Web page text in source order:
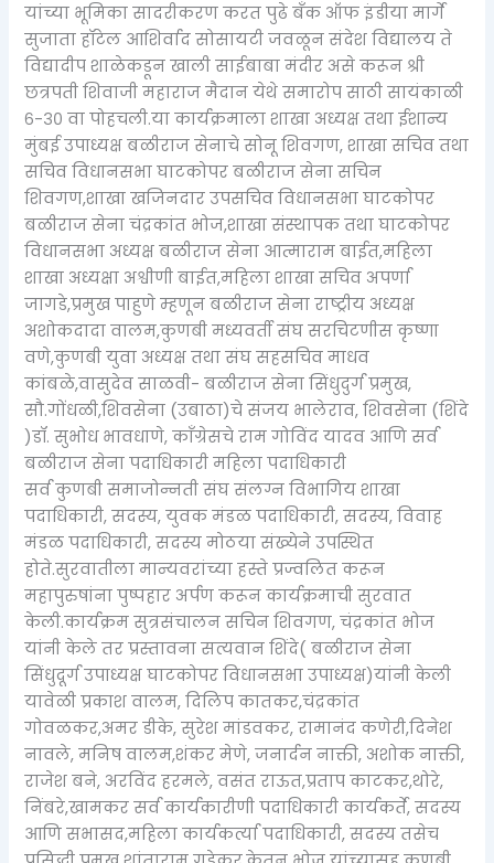
यांच्या भूमिका सादरीकरण करत पुढे बँक ऑफ इंडीया मार्गे
सुजाता हॉटेल आशिर्वाद सोसायटी जवळून संदेश विद्यालय ते
विद्यादीप शाळेकडून खाली साईबाबा मंदीर असे करून श्री
छत्रपती शिवाजी महाराज मैदान येथे समारोप साठी सायंकाळी
६-३० वा पोहचली.या कार्यक्रमाला शाखा अध्यक्ष तथा ईशान्य
मुंबई उपाध्यक्ष बळीराज सेनाचे सोनू शिवगण, शाखा सचिव तथा
सचिव विधानसभा घाटकोपर बळीराज सेना सचिन
शिवगण,शाखा खजिनदार उपसचिव विधानसभा घाटकोपर
बळीराज सेना चंद्रकांत भोज,शाखा संस्थापक तथा घाटकोपर
विधानसभा अध्यक्ष बळीराज सेना आत्माराम बाईत,महिला
शाखा अध्यक्षा अश्वीणी बाईत,महिला शाखा सचिव अपर्णा
जागडे,प्रमुख पाहुणे म्हणून बळीराज सेना राष्ट्रीय अध्यक्ष
अशोकदादा वालम,कुणबी मध्यवर्ती संघ सरचिटणीस कृष्णा
वणे,कुणबी युवा अध्यक्ष तथा संघ सहसचिव माधव
कांबळे,वासुदेव साळवी- बळीराज सेना सिंधुदुर्ग प्रमुख,
सौ.गोंधळी,शिवसेना (उबाठा)चे संजय भालेराव, शिवसेना (शिंदे
)डॉ. सुभोध भावधाणे, काँग्रेसचे राम गोविंद यादव आणि सर्व
बळीराज सेना पदाधिकारी महिला पदाधिकारी
सर्व कुणबी समाजोन्नती संघ संलग्न विभागिय शाखा
पदाधिकारी, सदस्य, युवक मंडळ पदाधिकारी, सदस्य, विवाह
मंडळ पदाधिकारी, सदस्य मोठया संख्येने उपस्थित
होते.सुरवातीला मान्यवरांच्या हस्ते प्रज्वलित करून
महापुरुषांना पुष्पहार अर्पण करून कार्यक्रमाची सुरवात
केली.कार्यक्रम सुत्रसंचालन सचिन शिवगण, चंद्रकांत भोज
यांनी केले तर प्रस्तावना सत्यवान शिंदे( बळीराज सेना
सिंधुदूर्ग उपाध्यक्ष घाटकोपर विधानसभा उपाध्यक्ष)यांनी केली
यावेळी प्रकाश वालम, दिलिप कातकर,चंद्रकांत
गोवळकर,अमर डीके, सुरेश मांडवकर, रामानंद कणेरी,दिनेश
नावले, मनिष वालम,शंकर मेणे, जनार्दन नाक्ती, अशोक नाक्ती,
राजेश बने, अरविंद हरमले, वसंत राऊत,प्रताप काटकर,थोरे,
निंबरे,खामकर सर्व कार्यकारीणी पदाधिकारी कार्यकर्ते, सदस्य
आणि सभासद,महिला कार्यकर्त्या पदाधिकारी, सदस्य तसेच